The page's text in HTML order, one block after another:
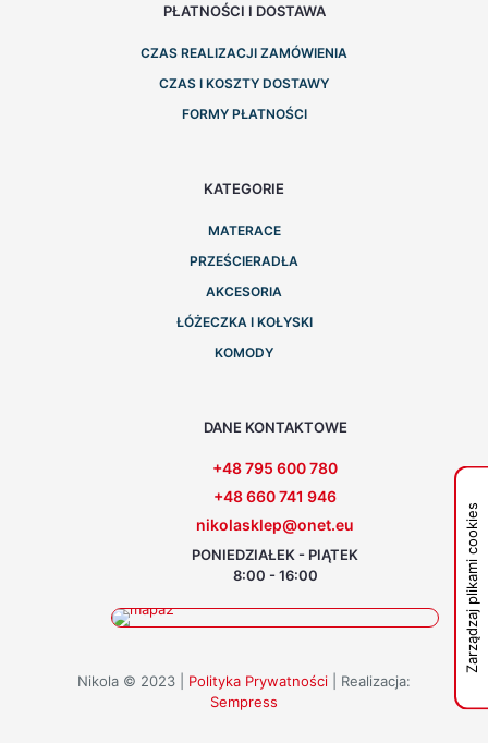
PŁATNOŚCI I DOSTAWA
CZAS REALIZACJI ZAMÓWIENIA
CZAS I KOSZTY DOSTAWY
FORMY PŁATNOŚCI
KATEGORIE
MATERACE
PRZEŚCIERADŁA
AKCESORIA
ŁÓŻECZKA I KOŁYSKI
KOMODY
DANE KONTAKTOWE
+48 795 600 780
+48 660 741 946
nikolasklep@onet.eu
PONIEDZIAŁEK - PIĄTEK
8:00 - 16:00
Nikola © 2023 | Polityka Prywatności | Realizacja:
Sempress
Zarządzaj plikami cookies